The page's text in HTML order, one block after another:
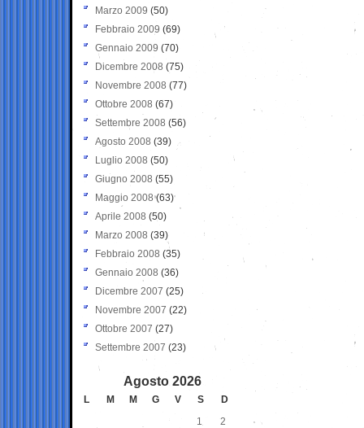
Marzo 2009 (50)
Febbraio 2009 (69)
Gennaio 2009 (70)
Dicembre 2008 (75)
Novembre 2008 (77)
Ottobre 2008 (67)
Settembre 2008 (56)
Agosto 2008 (39)
Luglio 2008 (50)
Giugno 2008 (55)
Maggio 2008(63)
Aprile 2008 (50)
Marzo 2008 (39)
Febbraio 2008 (35)
Gennaio 2008 (36)
Dicembre 2007 (25)
Novembre 2007 (22)
Ottobre 2007 (27)
Settembre 2007 (23)
Agosto 2026
L M M G V S
D
1
2